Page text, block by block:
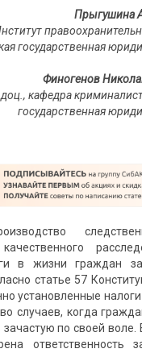
Прыгушина
государственная
Финогенов
кафедра
государственная
в жизни граждан
статье 57
установленные
случаев, когда
по своей воле.
ответственность